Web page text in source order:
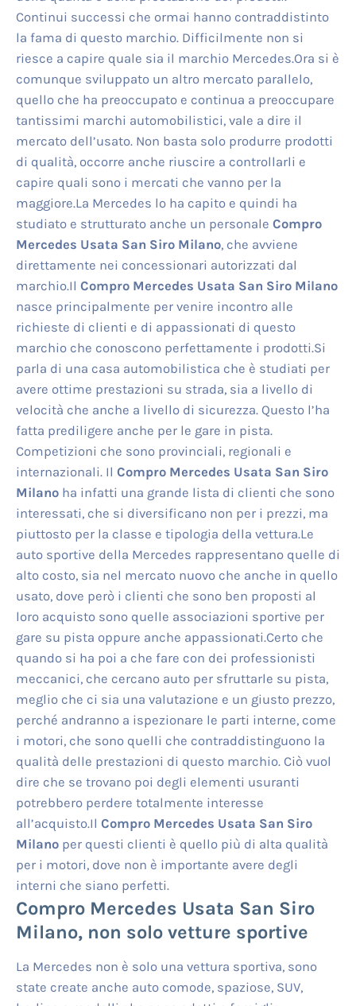
Continui successi che ormai hanno contraddistinto
la fama di questo marchio. Difficilmente non si
riesce a capire quale sia il marchio Mercedes.Ora si è
comunque sviluppato un altro mercato parallelo,
quello che ha preoccupato e continua a preoccupare
tantissimi marchi automobilistici, vale a dire il
mercato dell’usato. Non basta solo produrre prodotti
di qualità, occorre anche riuscire a controllarli e
capire quali sono i mercati che vanno per la
maggiore.La Mercedes lo ha capito e quindi ha
studiato e strutturato anche un personale Compro
Mercedes Usata San Siro Milano, che avviene
direttamente nei concessionari autorizzati dal
marchio.Il Compro Mercedes Usata San Siro Milano
nasce principalmente per venire incontro alle
richieste di clienti e di appassionati di questo
marchio che conoscono perfettamente i prodotti.Si
parla di una casa automobilistica che è studiati per
avere ottime prestazioni su strada, sia a livello di
velocità che anche a livello di sicurezza. Questo l’ha
fatta prediligere anche per le gare in pista.
Competizioni che sono provinciali, regionali e
internazionali. Il Compro Mercedes Usata San Siro
Milanoha infatti una grande lista di clienti che sono
interessati, che si diversificano non per i prezzi, ma
piuttosto per la classe e tipologia della vettura.Le
auto sportive della Mercedes rappresentano quelle di
alto costo, sia nel mercato nuovo che anche in quello
usato, dove però i clienti che sono ben proposti al
loro acquisto sono quelle associazioni sportive per
gare su pista oppure anche appassionati.Certo che
quando si ha poi a che fare con dei professionisti
meccanici, che cercano auto per sfruttarle su pista,
meglio che ci sia una valutazione e un giusto prezzo,
perché andranno a ispezionare le parti interne, come
i motori, che sono quelli che contraddistinguono la
qualità delle prestazioni di questo marchio. Ciò vuol
dire che se trovano poi degli elementi usuranti
potrebbero perdere totalmente interesse
all’acquisto.Il Compro Mercedes Usata San Siro
Milanoper questi clienti è quello più di alta qualità
per i motori, dove non è importante avere degli
interni che siano perfetti.
Compro Mercedes Usata San Siro
Milano, non solo vetture sportive
La Mercedes non è solo una vettura sportiva, sono
state create anche auto comode, spaziose, SUV,